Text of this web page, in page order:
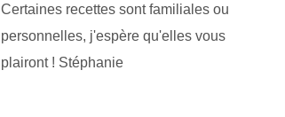
Certaines recettes sont familiales ou
personnelles, j'espère qu'elles vous
plairont ! Stéphanie